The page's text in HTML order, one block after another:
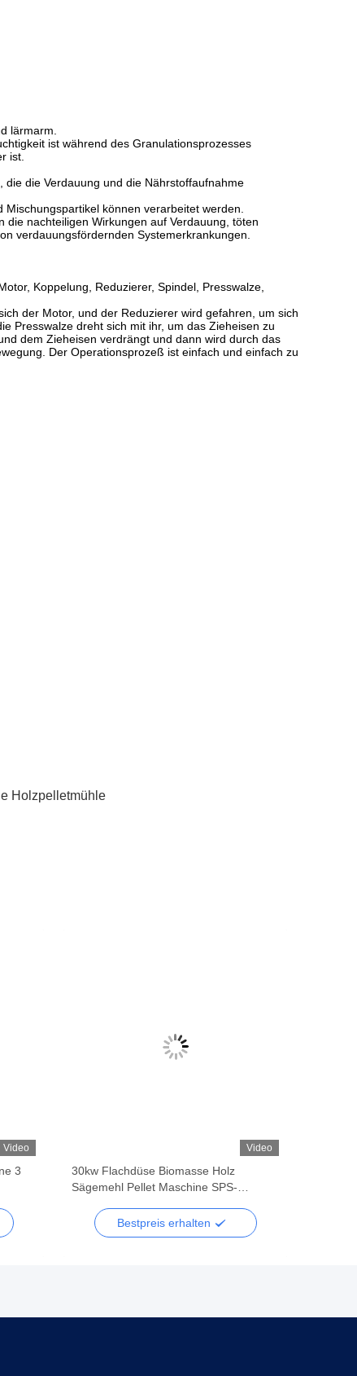
lärmarm.
ist während des Granulationsprozesses
ist.
die Verdauung und die Nährstoffaufnahme
können verarbeitet werden.
nachteiligen Wirkungen auf Verdauung, töten
verdauungsfördernden Systemerkrankungen.
Koppelung, Reduzierer, Spindel, Presswalze,
der Motor, und der Reduzierer wird gefahren, um sich
Presswalze dreht sich mit ihr, um das Zieheisen zu
dem Zieheisen verdrängt und dann wird durch das
Der Operationsprozeß ist einfach und einfach zu
Holzpelletmühle
Video
3
Video
30kw Flachdüse Biomasse Holz
Sägemehl Pellet Maschine SPS-
Bestpreis erhalten